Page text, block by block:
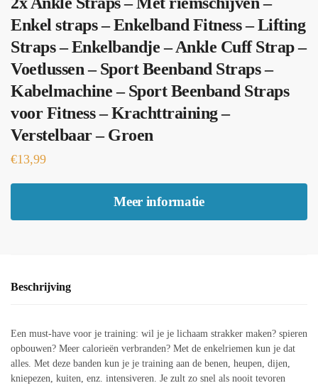
Enkel straps – Enkelband Fitness – Lifting
Straps – Enkelbandje – Ankle Cuff Strap –
Voetlussen – Sport Beenband Straps –
Kabelmachine – Sport Beenband Straps
voor Fitness – Krachttraining –
Verstelbaar – Groen
€13,99
Meer informatie
Beschrijving
Een must-have voor je training: wil je je lichaam strakker maken? spieren
opbouwen? Meer calorieën verbranden? Met de enkelriemen kun je dat
alles. Met deze banden kun je je training aan de benen, heupen, dijen,
kniepezen, kuiten, enz. intensiveren. Je zult zo snel als nooit tevoren